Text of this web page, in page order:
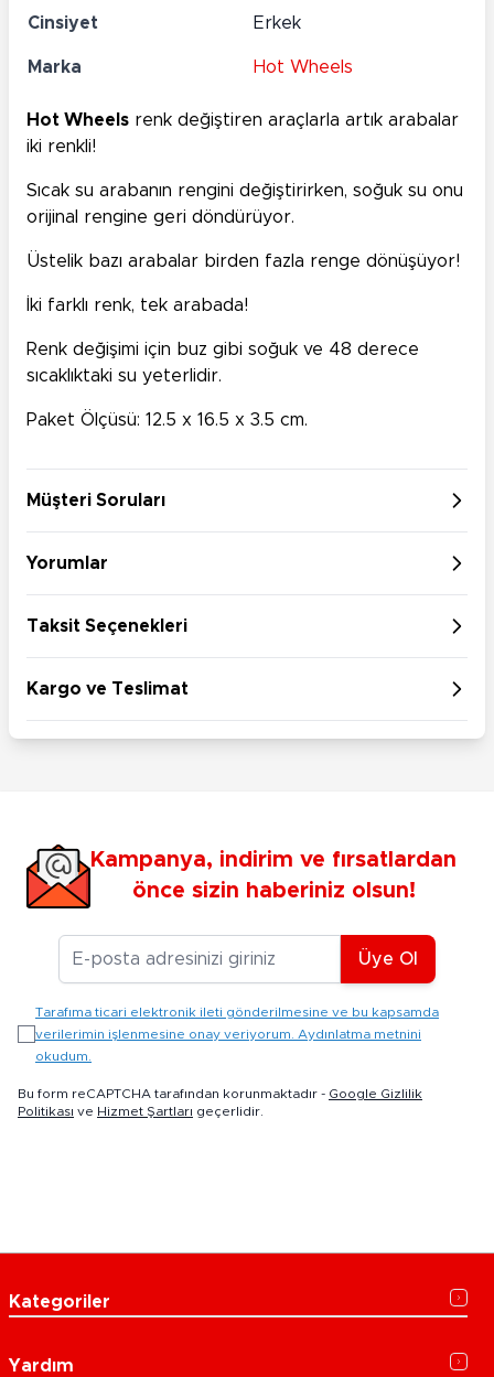
Cinsiyet Erkek
Marka Hot Wheels
Hot Wheels renk değiştiren araçlarla artık arabalar
iki renkli!
Sıcak su arabanın rengini değiştirirken, soğuk su onu
orijinal rengine geri döndürüyor.
Üstelik bazı arabalar birden fazla renge dönüşüyor!
İki farklı renk, tek arabada!
Renk değişimi için buz gibi soğuk ve 48 derece
sıcaklıktaki su yeterlidir.
Paket Ölçüsü: 12.5 x 16.5 x 3.5 cm.
Müşteri Soruları
Yorumlar
Taksit Seçenekleri
Kargo ve Teslimat
Kampanya, indirim ve fırsatlardan
önce sizin haberiniz olsun!
E-posta Adresiniz
Üye Ol
Tarafıma ticari elektronik ileti gönderilmesine ve bu kapsamda
verilerimin işlenmesine onay veriyorum. Aydınlatma metnini
okudum.
Bu form reCAPTCHA tarafından korunmaktadır - Google Gizlilik
Politikası ve Hizmet Şartları geçerlidir.
Kategoriler
Yardım